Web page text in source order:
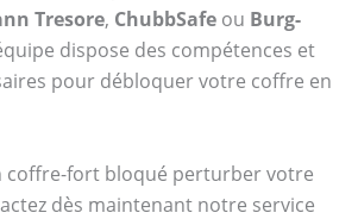
Tresore, ChubbSafe ou Burg-
dispose des compétences et
pour débloquer votre coffre en
coffre-fort bloqué perturber votre
dès maintenant notre service